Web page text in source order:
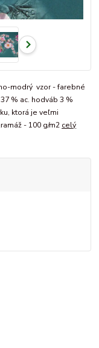
modrý vzor - farebné
% ac. hodváb 3 %
ktorá je veľmi
- 100 g/m2 celý